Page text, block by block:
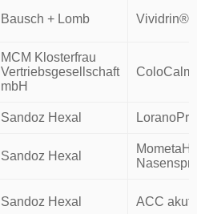
Bausch + Lomb Vividrin®
MCM Klosterfrau
Vertriebsgesellschaft
mbH
Sandoz Hexal LoranoPro
Sandoz Hexal
Sandoz Hexal ACC akut